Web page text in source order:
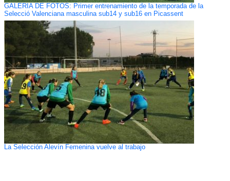
GALERÍA DE FOTOS: Primer entrenamiento de la temporada de la
Selecció Valenciana masculina sub14 y sub16 en Picassent
La Selección Alevín Femenina vuelve al trabajo